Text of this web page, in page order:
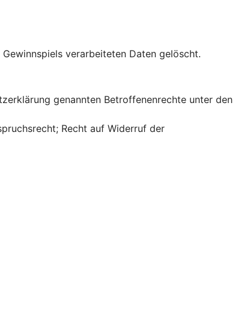
verarbeiteten Daten gelöscht.
genannten Betroffenenrechte unter den
Recht auf Widerruf der